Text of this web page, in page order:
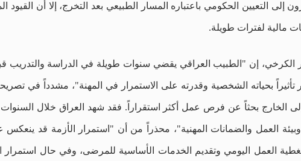
إلى التعيين الحكومي باعتباره المسار الطبيعي بعد التخرج، إلا أن
مالية لفترات طويلة.
الكرخي، إن "الطبيب العراقي يقضي سنوات طويلة في الدراسة والتدريب
تأثيراً بحياته الشخصية وقدرته على الاستمرار في المهنة"، مشدداً في
الخارج بحثاً عن فرص عمل أكثر استقراراً. فقد شهد العراق خلال
وبيئة العمل والضمانات المهنية"، محذراً من أن "استمرار الأزمة قد
العمل اليومي وتقديم الخدمات الأساسية للمرضى، وفي حال استمرار